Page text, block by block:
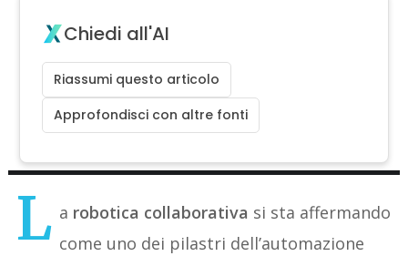
Chiedi all'AI
Riassumi questo articolo
Approfondisci con altre fonti
L a robotica collaborativa si sta affermando
come uno dei pilastri dell’automazione